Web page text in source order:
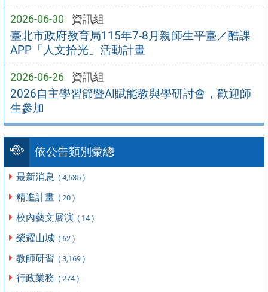
2026-06-30 資訊組
臺北市政府教育局115年7-8月親師生平臺／酷課
APP「人文拾光」活動計畫
2026-06-26 資訊組
2026自主學習節暨AI賦能教與學研討會，歡迎師
生參加
依公告類別彙總
最新消息 ( 4,535 )
精進計畫 ( 20 )
校內藝文展演 ( 14 )
榮耀山城 ( 62 )
教師研習 ( 3,169 )
行政業務 ( 274 )